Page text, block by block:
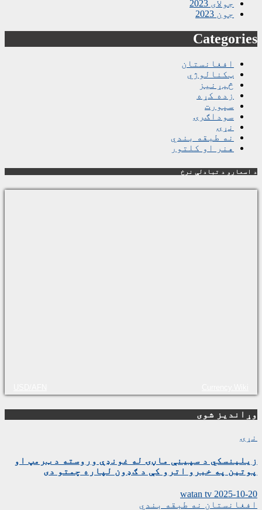
جولای 2023
جون 2023
Categories
افغانستان
ټکنالوژي
څیړنیز
زده کړه
سپورت
سوداګرۍ
نړۍ
نه طبقه بندي
هنر او کلتور
د اسعارو د تبادلې نرخ
وړاندیز شوی
نړۍ
زیلینسکي د سپینې ماڼۍ له غونډې وروسته د ټرمپ او
پوتین په خبرو اترو کې د ګډون لپاره چمتو دی
2025-10-20
watan tv
افغانستان نه طبقه بندي